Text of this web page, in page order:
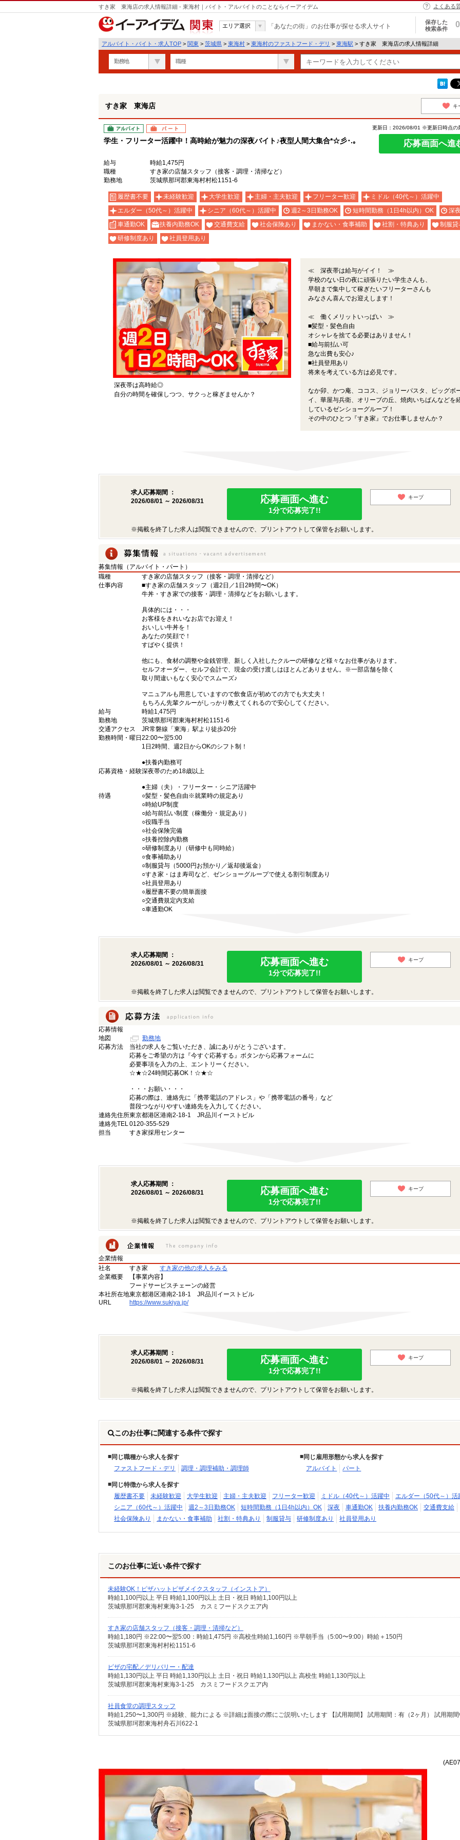
すき家 東海店の求人情報詳細 - 東海村｜バイト・アルバイトのことならイーアイデム よくある
関東
エリア選択 「あなたの街」のお仕事が探せる求人サイト
保存した
検索条件
0
アルバイト・バイト・求人TOP > 関東 > 茨城県 > 東海村 > 東海村のファストフード・デリ > 東海駅 > すき家 東海店の求人情報詳細
勤務地 職種
すき家 東海店 キ
アルバイト パート
学生・フリーター活躍中！高時給が魅力の深夜バイト♪夜型人間大集合*☆彡･.｡
更新日：2026/08/01 ※更新日時点の
応募画面へ進
給与
時給1,475円
職種
すき家の店舗スタッフ（接客・調理・清掃など）
勤務地
茨城県那珂郡東海村村松1151-6
履歴書不要 未経験歓迎 大学生歓迎 主婦・主夫歓迎 フリーター歓迎
ミドル（40代～）活躍中
エルダー（50代～）活躍中
シニア（60代～）活躍中 週2～3日勤務OK 短時間勤務（1日4h以内）OK
深
車通勤OK
扶養内勤務OK 交通費支給 社会保険あり まかない・食事補助 社割・特典あり
制服貸
研修制度あり
社員登用あり
深夜帯は高時給◎
自分の時間を確保しつつ、サクっと稼ぎませんか？
≪ 深夜帯は給与がイイ！ ≫
学校のない日の夜に頑張りたい学生さんも、
早朝まで集中して稼ぎたいフリーターさんも
みなさん喜んでお迎えします！
≪ 働くメリットいっぱい ≫
■髪型・髪色自由
オシャレを捨てる必要はありません！
■給与前払い可
急な出費も安心♪
■社員登用あり
将来を考えている方は必見です。
なか卯、かつ庵、ココス、ジョリーパスタ、ビッグボ
イ、華屋与兵衛、オリーブの丘、焼肉いちばんなどを
しているゼンショーグループ！
その中のひとつ『すき家』でお仕事しませんか？
求人応募期間 ：
2026/08/01 ～ 2026/08/31
応募画面へ進む
1分で応募完了!!
キープ
※掲載を終了した求人は閲覧できませんので、プリントアウトして保管をお願いします。
募集情報（アルバイト・パート）
職種
すき家の店舗スタッフ（接客・調理・清掃など）
仕事内容
■すき家の店舗スタッフ（週2日／1日2時間〜OK）
牛丼・すき家での接客・調理・清掃などをお願いします。
具体的には・・・
お客様をきれいなお店でお迎え！
おいしい牛丼を！
あなたの笑顔で！
すばやく提供！
他にも、食材の調整や金銭管理、新しく入社したクルーの研修など様々なお仕事があります。
セルフオーダー、セルフ会計で、現金の受け渡しはほとんどありません。※一部店舗を除く
取り間違いもなく安心でスムーズ♪
マニュアルも用意していますので飲食店が初めての方でも大丈夫！
もちろん先輩クルーがしっかり教えてくれるので安心してください。
給与
時給1,475円
勤務地
茨城県那珂郡東海村村松1151-6
交通アクセス
JR常磐線「東海」駅より徒歩20分
勤務時間・曜日 22:00〜翌5:00
1日2時間、週2日からOKのシフト制！
●扶養内勤務可
応募資格・経験深夜帯のため18歳以上
●主婦（夫）・フリーター・シニア活躍中
待遇
○髪型・髪色自由※就業時の規定あり
○時給UP制度
○給与前払い制度（稼働分・規定あり）
○役職手当
○社会保険完備
○扶養控除内勤務
○研修制度あり（研修中も同時給）
○食事補助あり
○制服貸与（5000円お預かり／返却後返金）
○すき家・はま寿司など、ゼンショーグループで使える割引制度あり
○社員登用あり
○履歴書不要の簡単面接
○交通費規定内支給
○車通勤OK
求人応募期間 ：
2026/08/01 ～ 2026/08/31
応募画面へ進む
1分で応募完了!!
キープ
※掲載を終了した求人は閲覧できませんので、プリントアウトして保管をお願いします。
応募情報
地図
勤務地
応募方法
当社の求人をご覧いただき、誠にありがとうございます。
応募をご希望の方は『今すぐ応募する』ボタンから応募フォームに
必要事項を入力の上、エントリーください。
☆★☆24時間応募OK！☆★☆
・・・お願い・・・
応募の際は、連絡先に「携帯電話のアドレス」や「携帯電話の番号」など
普段つながりやすい連絡先を入力してください。
連絡先住所東京都港区港南2-18-1 JR品川イーストビル
連絡先TEL0120-355-529
担当
すき家採用センター
求人応募期間 ：
2026/08/01 ～ 2026/08/31
応募画面へ進む
1分で応募完了!!
キープ
※掲載を終了した求人は閲覧できませんので、プリントアウトして保管をお願いします。
企業情報
社名
すき家
すき家の他の求人をみる
企業概要
【事業内容】
フードサービスチェーンの経営
本社所在地東京都港区港南2-18-1 JR品川イーストビル
URL
https://www.sukiya.jp/
求人応募期間 ：
2026/08/01 ～ 2026/08/31
応募画面へ進む
1分で応募完了!!
キープ
※掲載を終了した求人は閲覧できませんので、プリントアウトして保管をお願いします。
このお仕事に関連する条件で探す
同じ職種から求人を探す
ファストフード・デリ
調理・調理補助・調理師
同じ雇用形態から求人を探す
アルバイト
パート
同じ特徴から求人を探す
履歴書不要
未経験歓迎 大学生歓迎 主婦・主夫歓迎 フリーター歓迎 ミドル（40代～）活躍中
エルダー（50代～）活
シニア（60代～）活躍中
週2～3日勤務OK 短時間勤務（1日4h以内）OK 深夜 車通勤OK 扶養内勤務OK
交通費支給
社会保険あり
まかない・食事補助 社割・特典あり 制服貸与 研修制度あり 社員登用あり
このお仕事に近い条件で探す
未経験OK！ピザハットピザメイクスタッフ（インストア）
時給1,100円以上 平日 時給1,100円以上 土日・祝日 時給1,100円以上
茨城県那珂郡東海村東海3-1-25 カスミフードスクエア内
すき家の店舗スタッフ（接客・調理・清掃など）
時給1,180円 ※22:00〜翌5:00：時給1,475円 ※高校生時給1,160円 ※早朝手当（5:00〜9:00）時給＋150円
茨城県那珂郡東海村村松1151-6
ピザの宅配／デリバリー・配達
時給1,130円以上 平日 時給1,130円以上 土日・祝日 時給1,130円以上 高校生 時給1,130円以上
茨城県那珂郡東海村東海3-1-25 カスミフードスクエア内
社員食堂の調理スタッフ
茨城県那珂郡東海村舟石川622-1